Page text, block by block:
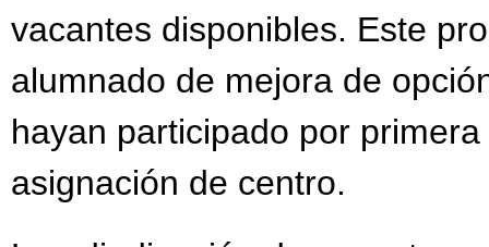
vacantes disponibles. Este
alumnado de mejora de
hayan participado por
asignación de centro.